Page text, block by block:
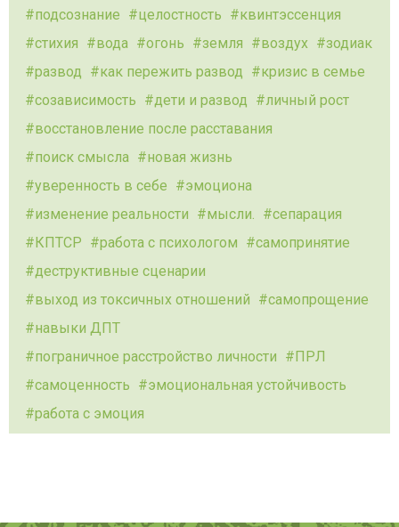
подсознание
целостность
квинтэссенция
стихия
вода огонь земля воздух
зодиак
развод
как пережить развод
кризис в семье
созависимость
дети и развод
личный рост
восстановление после расставания
поиск смысла
новая жизнь
уверенность в себе
эмоциона
изменение реальности
мысли.
сепарация
КПТСР
работа с психологом
самопринятие
деструктивные сценарии
выход из токсичных отношений
самопрощение
навыки ДПТ
пограничное расстройство личности
ПРЛ
самоценность
эмоциональная устойчивость
работа с эмоция